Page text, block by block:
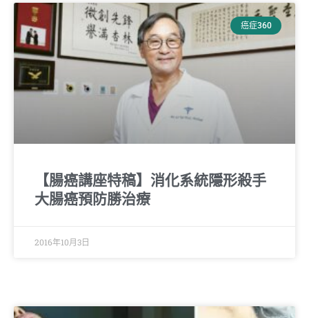
癌症360
【腸癌講座特稿】消化系統隱形殺手
大腸癌預防勝治療
2016年10月3日